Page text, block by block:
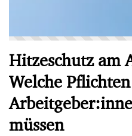
Hitzeschutz am
Welche Pflichten
müssen